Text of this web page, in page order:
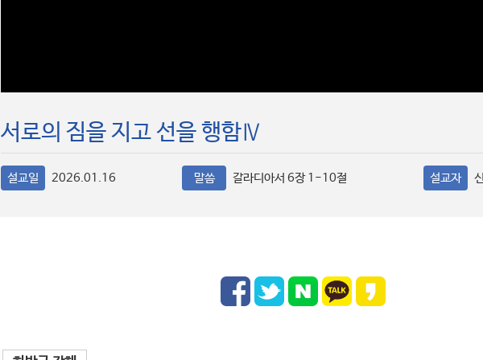
서로의 짐을 지고 선을 행함Ⅳ
설교일 2026.01.16 말씀 갈라디아서 6장 1-10절 설교자